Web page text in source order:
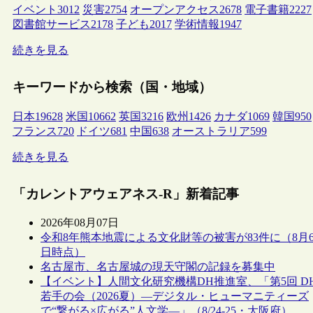
イベント 3012 災害2754 オープンアクセス2678 電子書籍2227
図書館サービス2178 子ども2017 学術情報1947
続きを見る
キーワードから検索（国・地域）
日本19628 米国 10662 英国3216 欧州 1426 カナダ1069 韓国950
フランス720 ドイツ681 中国638 オーストラリア599
続きを見る
「カレントアウェアネス-R」新着記事
2026年08月07日
令和8年熊本地震による文化財等の被害が83件に（8月
日時点）
名古屋市、名古屋城の現天守閣の記録を募集中
【イベント】人間文化研究機構DH推進室、「第5回
若手の会（2026夏）―デジタル・ヒューマニティーズ